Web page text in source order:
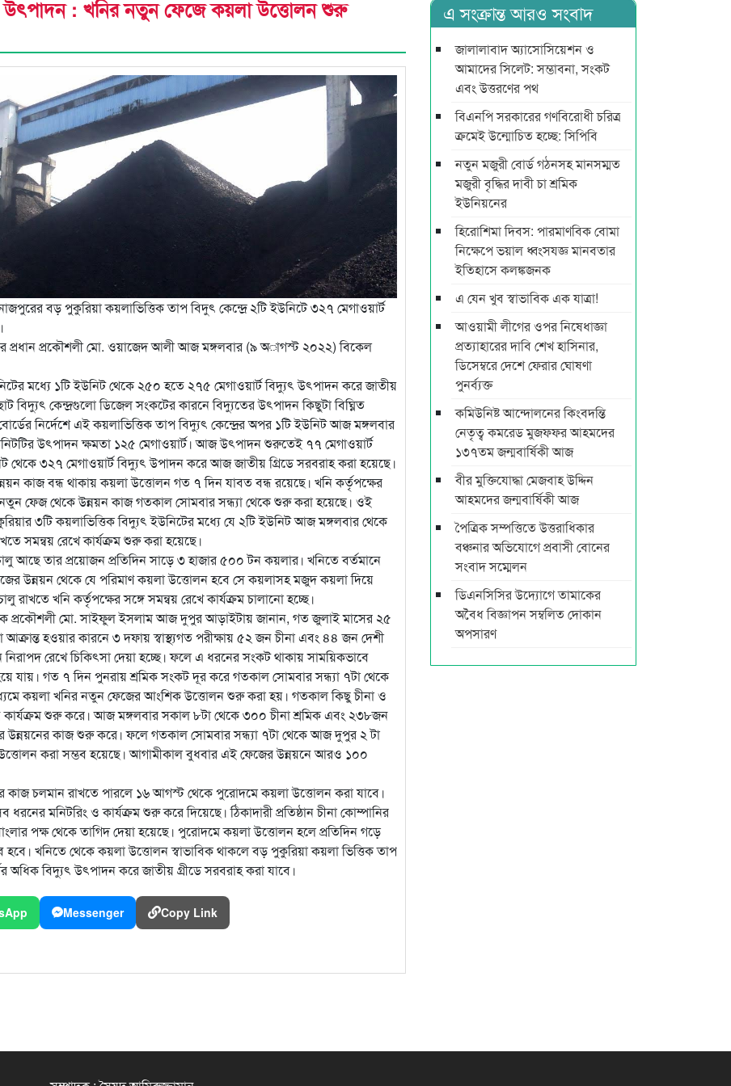
উৎপাদন : খনির নতুন ফেজে কয়লা উত্তোলন শুরু
বড় পুকুরিয়া কয়লাভিত্তিক তাপ বিদুৎ কেন্দ্রে ২টি ইউনিটে ৩২৭ মেগাওয়ার্ট
প্রধান প্রকৌশলী মো. ওয়াজেদ আলী আজ মঙ্গলবার (৯ অাগস্ট ২০২২) বিকেল
মধ্যে ১টি ইউনিট থেকে ২৫০ হতে ২৭৫ মেগাওয়ার্ট বিদ্যুৎ উৎপাদন করে জাতীয়
বিদ্যুৎ কেন্দ্রগুলো ডিজেল সংকটের কারনে বিদ্যুতের উৎপাদন কিছুটা বিঘ্নিত
নির্দেশে এই কয়লাভিত্তিক তাপ বিদ্যুৎ কেন্দ্রের অপর ১টি ইউনিট আজ মঙ্গলবার
উৎপাদন ক্ষমতা ১২৫ মেগাওয়ার্ট। আজ উৎপাদন শুরুতেই ৭৭ মেগাওয়ার্ট
থেকে ৩২৭ মেগাওয়ার্ট বিদ্যুৎ উপাদন করে আজ জাতীয় গ্রিডে সরবরাহ করা হয়েছে।
কাজ বন্ধ থাকায় কয়লা উত্তোলন গত ৭ দিন যাবত বন্ধ রয়েছে। খনি কর্তৃপক্ষের
ফেজ থেকে উন্নয়ন কাজ গতকাল সোমবার সন্ধ্যা থেকে শুরু করা হয়েছে। ওই
৩টি কয়লাভিত্তিক বিদ্যুৎ ইউনিটের মধ্যে যে ২টি ইউনিট আজ মঙ্গলবার থেকে
সমন্বয় রেখে কার্যক্রম শুরু করা হয়েছে।
চালু আছে তার প্রয়োজন প্রতিদিন সাড়ে ৩ হাজার ৫০০ টন কয়লার। খনিতে বর্তমানে
উন্নয়ন থেকে যে পরিমাণ কয়লা উত্তোলন হবে সে কয়লাসহ মজুদ কয়লা দিয়ে
খনি কর্তৃপক্ষের সঙ্গে সমন্বয় রেখে কার্যক্রম চালানো হচ্ছে।
প্রকৌশলী মো. সাইফুল ইসলাম আজ দুপুর আড়াইটায় জানান, গত জুলাই মাসের ২৫
হওয়ার কারনে ৩ দফায় স্বাস্থ্যগত পরীক্ষায় ৫২ জন চীনা এবং ৪৪ জন দেশী
রেখে চিকিৎসা দেয়া হচ্ছে। ফলে এ ধরনের সংকট থাকায় সাময়িকভাবে
যায়। গত ৭ দিন পুনরায় শ্রমিক সংকট দূর করে গতকাল সোমবার সন্ধ্যা ৭টা থেকে
কয়লা খনির নতুন ফেজের আংশিক উত্তোলন শুরু করা হয়। গতকাল কিছু চীনা ও
কার্যক্রম শুরু করে। আজ মঙ্গলবার সকাল ৮টা থেকে ৩০০ চীনা শ্রমিক এবং ২৩৮জন
কাজ শুরু করে। ফলে গতকাল সোমবার সন্ধ্যা ৭টা থেকে আজ দুপুর ২ টা
করা সম্ভব হয়েছে। আগামীকাল বুধবার এই ফেজের উন্নয়নে আরও ১০০
কাজ চলমান রাখতে পারলে ১৬ আগস্ট থেকে পুরোদমে কয়লা উত্তোলন করা যাবে।
মনিটরিং ও কার্যক্রম শুরু করে দিয়েছে। ঠিকাদারী প্রতিষ্ঠান চীনা কোম্পানির
পক্ষ থেকে তাগিদ দেয়া হয়েছে। পুরোদমে কয়লা উত্তোলন হলে প্রতিদিন গড়ে
খনিতে থেকে কয়লা উত্তোলন স্বাভাবিক থাকলে বড় পুকুরিয়া কয়লা ভিত্তিক তাপ
অধিক বিদ্যুৎ উৎপাদন করে জাতীয় গ্রীডে সরবরাহ করা যাবে।
Messenger Copy Link
এ সংক্রান্ত আরও সংবাদ
জালালাবাদ অ্যাসোসিয়েশন ও
আমাদের সিলেট: সম্ভাবনা, সংকট
এবং উত্তরণের পথ
বিএনপি সরকারের গণবিরোধী চরিত্র
ক্রমেই উন্মোচিত হচ্ছে: সিপিবি
নতুন মজুরী বোর্ড গঠনসহ মানসম্মত
মজুরী বৃদ্ধির দাবী চা শ্রমিক
ইউনিয়নের
হিরোশিমা দিবস: পারমাণবিক বোমা
নিক্ষেপে ভয়াল ধ্বংসযজ্ঞ মানবতার
ইতিহাসে কলঙ্কজনক
এ যেন খুব স্বাভাবিক এক যাত্রা!
আওয়ামী লীগের ওপর নিষেধাজ্ঞা
প্রত্যাহারের দাবি শেখ হাসিনার,
ডিসেম্বরে দেশে ফেরার ঘোষণা
পুনর্ব্যক্ত
কমিউনিষ্ট আন্দোলনের কিংবদন্তি
নেতৃত্ব কমরেড মুজফ্ফর আহমদের
১৩৭তম জন্মবার্ষিকী আজ
বীর মুক্তিযোদ্ধা মেজবাহ উদ্দিন
আহমদের জন্মবার্ষিকী আজ
পৈত্রিক সম্পত্তিতে উত্তরাধিকার
বঞ্চনার অভিযোগে প্রবাসী বোনের
সংবাদ সম্মেলন
ডিএনসিসির উদ্যোগে তামাকের
অবৈধ বিজ্ঞাপন সম্বলিত দোকান
অপসারণ